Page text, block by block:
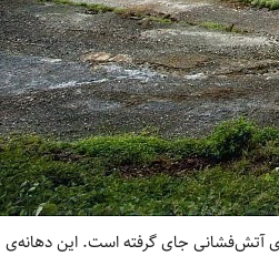
آتش‌فشانی جای گرفته است. این دهانه‌ی